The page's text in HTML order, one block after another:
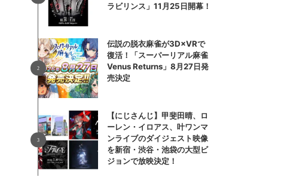
ラビリンス」11月25日開幕！
伝説の脱衣麻雀が3D×VRで
復活！「スーパーリアル麻雀
Venus Returns」8月27日発
売決定
【にじさんじ】甲斐田晴、ロ
ーレン・イロアス、叶ワンマ
ンライブのダイジェスト映像
を新宿・渋谷・池袋の大型ビ
ジョンで放映決定！